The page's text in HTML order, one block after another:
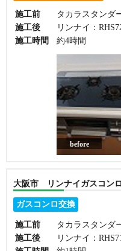
施工前
タカラスタンダ
施工後
リンナイ：
施工時間
約4時間
before
大阪市 リンナイガスコン
ガスコンロ交換
施工前
タカラスタンダ
施工後
リンナイ：